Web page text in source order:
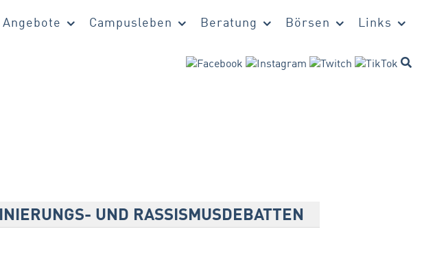
Angebote Campusleben Beratung Börsen Links
UND RASSISMUSDEBATTEN